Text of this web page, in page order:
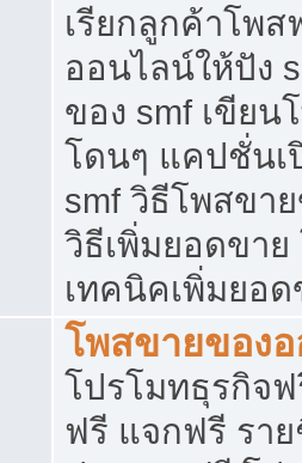
เรียกลูกค้าโพส
ออนไลน์ให้ปัง
ของ smf เขียน
โดนๆ แคปชั่นเ
smf วิธีโพสขา
วิธีเพิ่มยอดขาย
เทคนิคเพิ่มยอด
โพสขายของ
โปรโมทธุรกิจ
ฟรี แจกฟรี ราย